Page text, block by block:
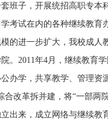
班子，开展统招高职专本
考试在内的各种继续教育
的进一步扩大，我校成人
。2011年4月，继续教育
办学，共享教学、管理资
合改革拆并建，将“一部两
出来，成立网络与继续教